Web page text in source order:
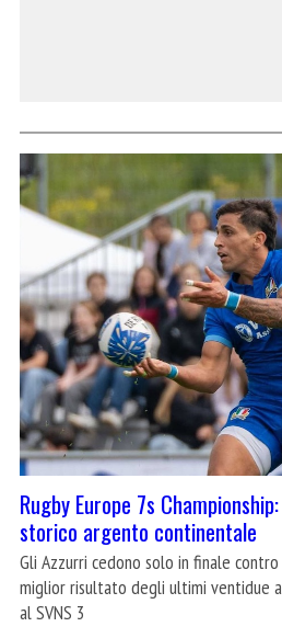
Rugby Europe 7s
storico argento continentale
Gli Azzurri cedono solo in finale
miglior risultato degli ultimi ventidue
al SVNS 3